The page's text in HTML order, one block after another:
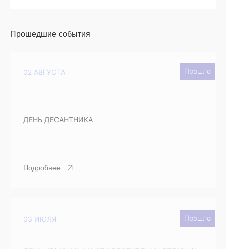
Прошедшие события
Прошло
02 АВГУСТА
ДЕНЬ ДЕСАНТНИКА
Подробнее
Прошло
03 ИЮЛЯ